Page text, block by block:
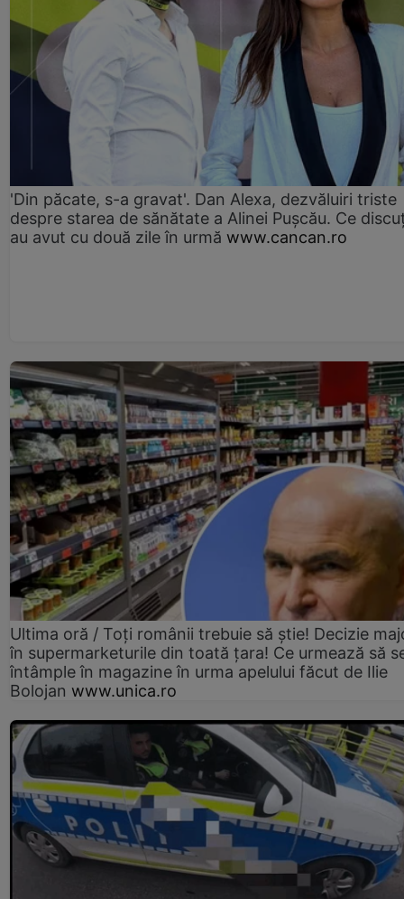
'Din păcate, s-a gravat'. Dan Alexa, dezvăluiri triste
despre starea de sănătate a Alinei Pușcău. Ce
au avut cu două zile în urmă www.cancan.ro
Ultima oră / Toți românii trebuie să știe! Decizie
în supermarketurile din toată țara! Ce urmează să
întâmple în magazine în urma apelului făcut de Ilie
Bolojan www.unica.ro